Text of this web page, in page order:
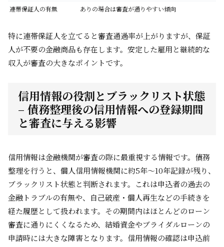
連帯保証人の有無
ありの場合は審査が通りやすい傾向
特に連帯保証人を立てると審査通過率が上がりますが、保証
人が不要の金融商品も存在します。安定した雇用と継続的な
収入が審査の大きなポイントです。
信用情報の役割とブラックリスト状態
– 債務整理後の信用情報への登録期間
と審査に与える影響
信用情報は金融機関が審査の際に最重視する情報です。債務
整理を行うと、個人信用情報機関に約5年～10年記録が残り、
ブラックリスト状態と判断されます。これは申込者の過去の
金融トラブルの有無や、自己破産・個人再生などの手続きを
経た履歴として扱われます。その期間内はほとんどのローン
審査に通りにくくなるため、結婚資金やブライダルローンの
申請時には大きな障害となります。信用情報の確認は申込前